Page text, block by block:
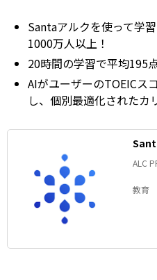
Santaアルクを使って学
1000万人以上！
20時間の学習で平均195
AIがユーザーのTOEICス
し、個別最適化されたカ
ALC
教育